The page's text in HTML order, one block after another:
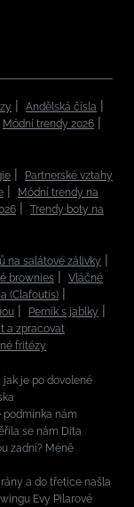
Andělská čísla
Módní trendy 2026
Partnerské vztahy
Módní trendy na
Trendy boty na
na salátové zálivky
brownies
Vláčné
(Clafoutis)
Perník s jablky
a zpracovat
fritézy
je po dovolené
podmínka nám
se nám Dita
zadní? Méně
a do třetice našla
Evy Pilarové